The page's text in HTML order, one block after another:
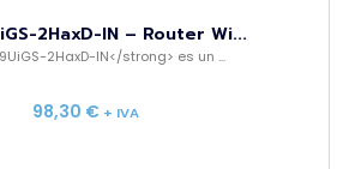
2HaxD-IN – Router Wi...
2HaxD-IN</strong> es un ...
98,30 € + IVA